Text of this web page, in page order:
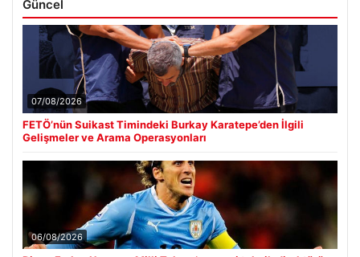
Güncel
07/08/2026
FETÖ’nün Suikast Timindeki Burkay Karatepe’den İlgili
Gelişmeler ve Arama Operasyonları
06/08/2026